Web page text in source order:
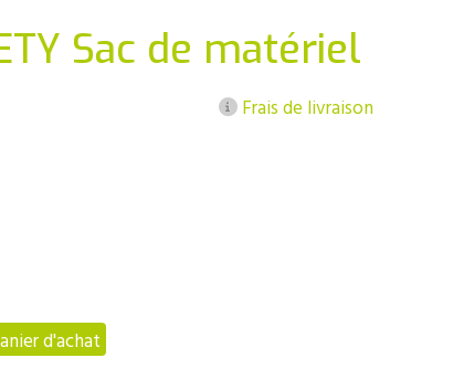
Sac de matériel
Frais de livraison
d'achat